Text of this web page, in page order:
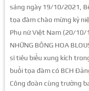
sáng ngày 19/10/2021,
tọa đàm chào mừng kỷ
Phụ nữ Việt Nam (20/10/
NHỮNG BÔNG HOA
sĩ tiêu biểu xung kích
buổi tọa đàm có BCH
Công đoàn cùng trưởng